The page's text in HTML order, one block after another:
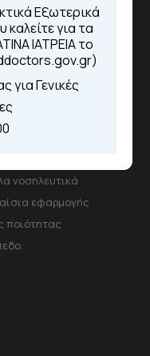
Εξωτερικά
καλείτε για τα
ΙΑΤΡΕΙΑ το
για Γενικές
eΡαντεβού
πύλη του
"MyHealth
νοσηλευτικά
εφαρμογής
ποιότητας